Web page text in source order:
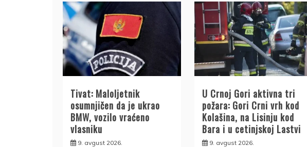
Tivat: Maloljetnik
osumnjičen da je ukrao
BMW, vozilo vraćeno
vlasniku
9. avgust 2026.
U Crnoj Gori aktivna tri
požara: Gori Crni vrh kod
Kolašina, na Lisinju kod
Bara i u cetinjskoj Lastvi
9. avgust 2026.